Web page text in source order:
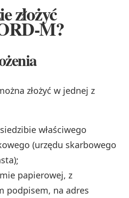
złożyć
złożyć w jednej z
właściwego
(urzędu skarbowego
papierowej, z
podpisem, na adres